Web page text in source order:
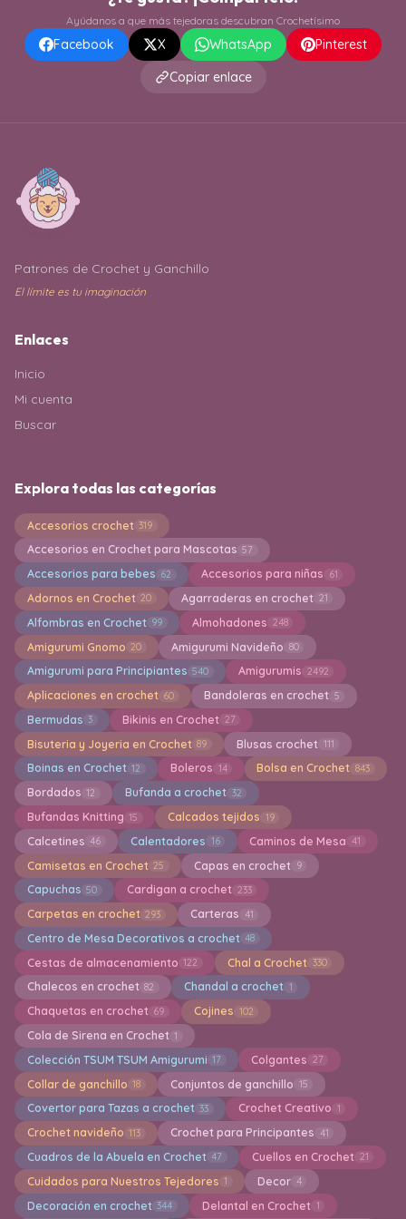
Ayúdanos a que más tejedoras descubran Crochetísimo
Facebook X WhatsApp
Pinterest
Copiar enlace
Patrones de Crochet y Ganchillo
El límite es tu imaginación
Enlaces
Inicio
Mi cuenta
Buscar
Explora todas las categorías
Accesorios crochet 319
Accesorios en Crochet para Mascotas 57
Accesorios para bebes 62 Accesorios para niñas 61
Adornos en Crochet 20 Agarraderas en crochet 21
Alfombras en Crochet 99 Almohadones 248
Amigurumi Gnomo 20 Amigurumi Navideño 80
Amigurumi para Principiantes 540 Amigurumis 2492
Aplicaciones en crochet 60 Bandoleras en crochet 5
Bermudas 3 Bikinis en Crochet 27
Bisuteria y Joyeria en Crochet 89 Blusas crochet 111
Boinas en Crochet 12 Boleros 14 Bolsa en Crochet 843
Bordados 12 Bufanda a crochet 32
Bufandas Knitting 15 Calcados tejidos 19
Calcetines 46 Calentadores 16 Caminos de Mesa 41
Camisetas en Crochet 25 Capas en crochet 9
Capuchas 50 Cardigan a crochet 233
Carpetas en crochet 293 Carteras 41
Centro de Mesa Decorativos a crochet 48
Cestas de almacenamiento 122 Chal a Crochet 330
Chalecos en crochet 82 Chandal a crochet 1
Chaquetas en crochet 69 Cojines 102
Cola de Sirena en Crochet 1
Colección TSUM TSUM Amigurumi 17 Colgantes 27
Collar de ganchillo 18 Conjuntos de ganchillo 15
Covertor para Tazas a crochet 33 Crochet Creativo 1
Crochet navideño 113 Crochet para Principantes 41
Cuadros de la Abuela en Crochet 47 Cuellos en Crochet 21
Cuidados para Nuestros Tejedores 1 Decor 4
Decoración en crochet 344 Delantal en Crochet 1